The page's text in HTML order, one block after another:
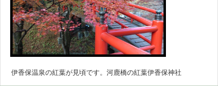
伊香保温泉の紅葉が見頃です。河鹿橋の紅葉伊香保神社